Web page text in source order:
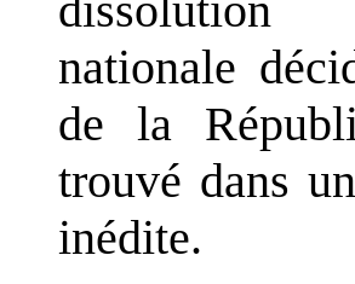
nationale
de la
trouvé dans
inédite.